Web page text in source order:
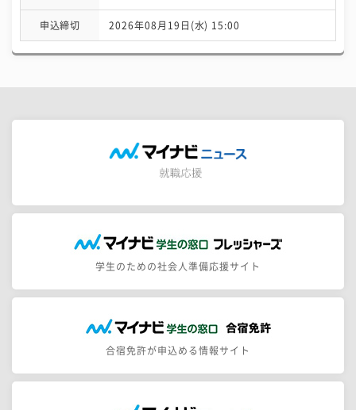
申込締切 2026年08月19日(水) 15:00
学生のための社会人準備応援サイト
合宿免許が申込める情報サイト